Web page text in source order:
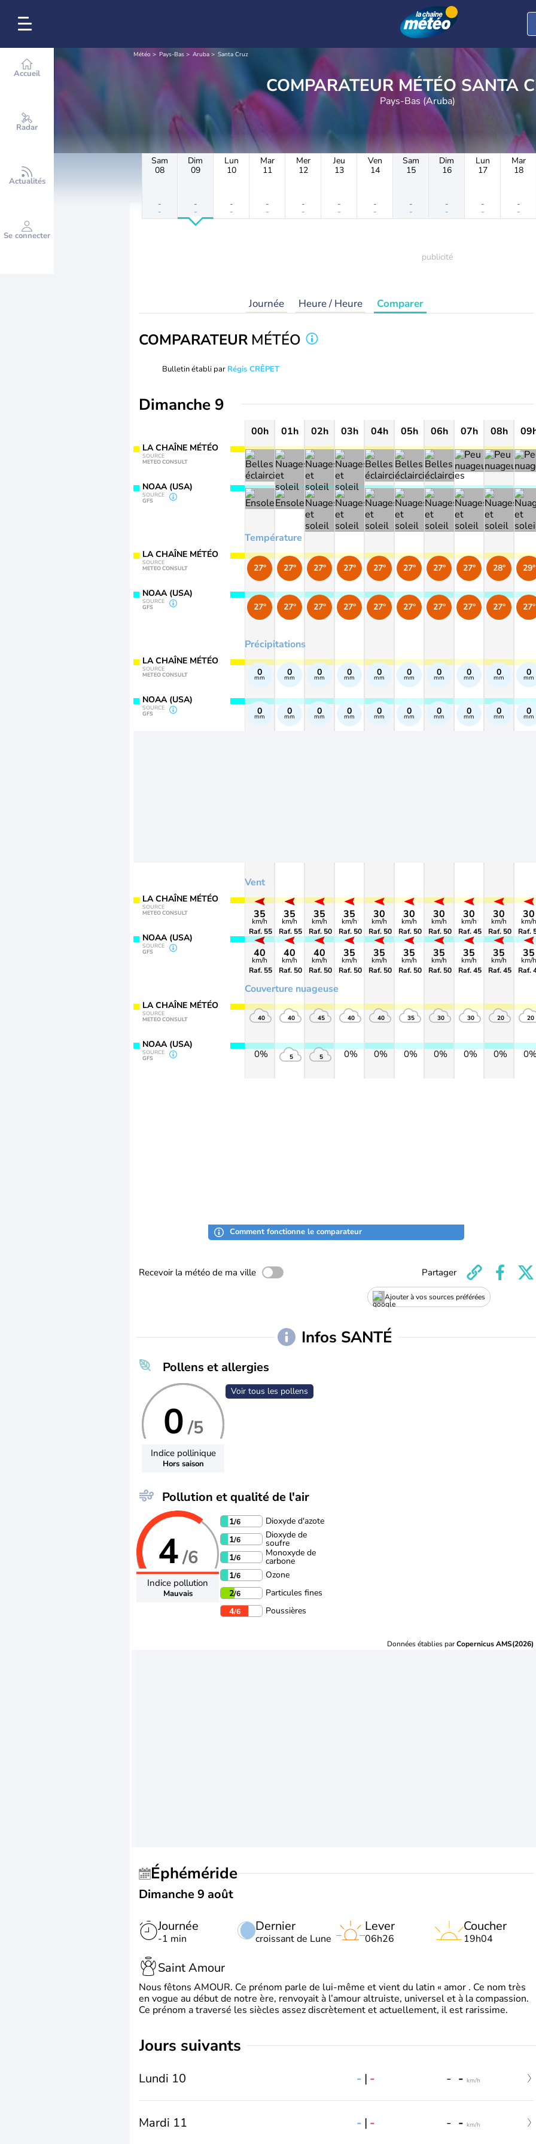
Accueil
Radar
Actualités
Se connecter
Météo Pays-Bas Aruba Santa Cruz
COMPARATEUR MÉTÉO
Pays-Bas (Aruba)
Sam
08
-
-
Dim
09
-
-
Lun
10
-
-
Mar
11
-
-
Mer
12
-
-
Jeu
13
-
-
Ven
14
-
-
Sam
15
-
-
Dim
16
-
-
Lun
17
-
-
Mar
18
-
-
Journée Heure / Heure Comparer
COMPARATEUR MÉTÉO
Bulletin établi par Régis CRÊPET
Dimanche 9
LA CHAÎNE MÉTÉO
SOURCE
METEO CONSULT
NOAA (USA)
SOURCE
GFS
LA CHAÎNE MÉTÉO
SOURCE
METEO CONSULT
NOAA (USA)
SOURCE
GFS
LA CHAÎNE MÉTÉO
SOURCE
METEO CONSULT
NOAA (USA)
SOURCE
GFS
LA CHAÎNE MÉTÉO
SOURCE
METEO CONSULT
NOAA (USA)
SOURCE
GFS
LA CHAÎNE MÉTÉO
SOURCE
METEO CONSULT
NOAA (USA)
SOURCE
GFS
00h 01h 02h 03h 04h 05h 06h 07h 08h
Température
Précipitations
Vent
Couverture nuageuse
27°
27°
0
mm
0
mm
35
km/h
Raf. 55
40
km/h
Raf. 55
40
0%
27°
27°
0
mm
0
mm
35
km/h
Raf. 55
40
km/h
Raf. 50
40
5
27°
27°
0
mm
0
mm
35
km/h
Raf. 50
40
km/h
Raf. 50
45
5
27°
27°
0
mm
0
mm
35
km/h
Raf. 50
35
km/h
Raf. 50
40
0%
27°
27°
0
mm
0
mm
30
km/h
Raf. 50
35
km/h
Raf. 50
40
0%
27°
27°
0
mm
0
mm
30
km/h
Raf. 50
35
km/h
Raf. 50
35
0%
27°
27°
0
mm
0
mm
30
km/h
Raf. 50
35
km/h
Raf. 50
30
0%
27°
27°
0
mm
0
mm
30
km/h
Raf. 45
35
km/h
Raf. 45
30
0%
28°
27°
0
mm
0
mm
30
km/h
Raf. 50
35
km/h
Raf. 45
20
0%
29°
27°
0
mm
0
mm
30
km/h
Raf.
35
km/h
Raf.
20
0%
Comment fonctionne le comparateur
Recevoir la météo de ma ville
Ajouter à vos sources préférées
Partager
Infos SANTÉ
Pollens et allergies
0/5
Indice pollinique
Hors saison
Voir tous les pollens
Pollution et qualité de l'air
4/6
Indice pollution
Mauvais
1/6
Dioxyde d'azote
1/6 Dioxyde de
soufre
1/6 Monoxyde de
carbone
1/6
Ozone
2/6
Particules fines
4/6 Poussières
Données établies parCopernicus AMS(2026)
Éphéméride
Dimanche 9 août
Journée
-1 min
Dernier
croissant de Lune
Lever
06h26
Coucher
19h04
Saint Amour
Nous fêtons AMOUR. Ce prénom parle de lui-même et vient du latin « amor . Ce nom très
en vogue au début de notre ère, renvoyait à l’amour altruiste, universel et à la compassion.
Ce prénom a traversé les siècles assez discrètement et actuellement, il est rarissime.
jours suivants
Lundi 10 - | - - - km/h
Mardi 11 - | - - - km/h